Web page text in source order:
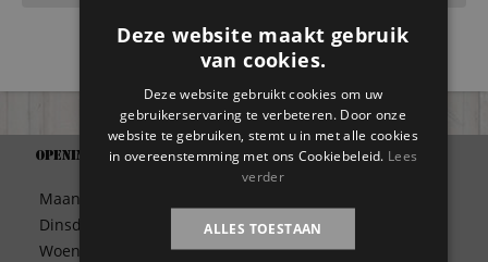
Openingstijden
Maandag
Dinsdag
Woensdag
09:30 – 17:00
09:30 – 17:00
Support
Algemene Voorwaarden
Betaalwijze
Bezorgen
Deze website maakt gebruik
van cookies.
Deze website gebruikt cookies om uw
gebruikerservaring te verbeteren. Door onze
website te gebruiken, stemt u in met alle cookies
in overeenstemming met ons Cookiebeleid. Lees
verder
ALLES TOESTAAN